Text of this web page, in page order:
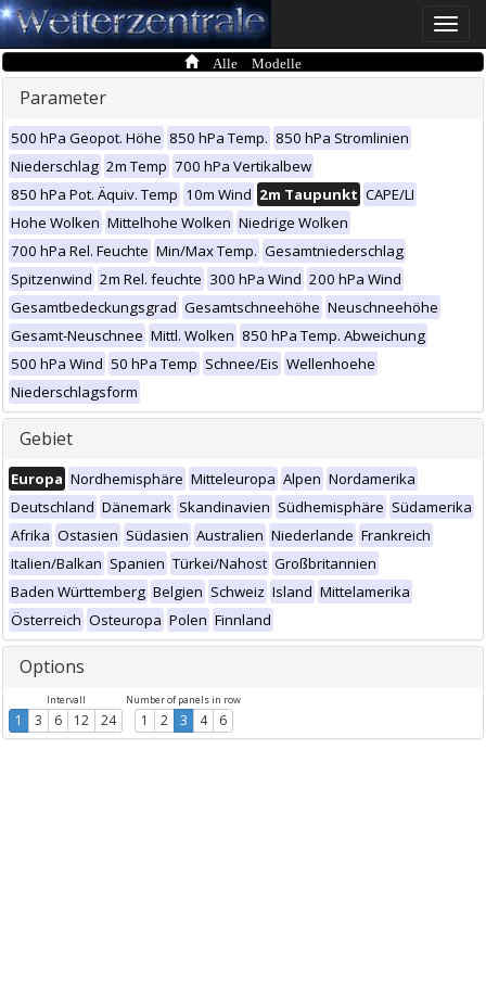
Toggle
Alle Modelle
Parameter
500 hPa Geopot. Höhe 850 hPa Temp. 850 hPa Stromlinien
Niederschlag 2m Temp 700 hPa Vertikalbew
850 hPa Pot. Äquiv. Temp 10m Wind 2m Taupunkt CAPE/LI
Hohe Wolken Mittelhohe Wolken Niedrige Wolken
700 hPa Rel. Feuchte Min/Max Temp. Gesamtniederschlag
Spitzenwind 2m Rel. feuchte 300 hPa Wind 200 hPa Wind
Gesamtbedeckungsgrad Gesamtschneehöhe Neuschneehöhe
Gesamt-Neuschnee Mittl. Wolken 850 hPa Temp. Abweichung
500 hPa Wind 50 hPa Temp Schnee/Eis Wellenhoehe
Niederschlagsform
Gebiet
Europa Nordhemisphäre Mitteleuropa Alpen Nordamerika
Deutschland Dänemark Skandinavien Südhemisphäre Südamerika
Afrika Ostasien Südasien Australien Niederlande Frankreich
Italien/Balkan Spanien Türkei/Nahost Großbritannien
Baden Württemberg Belgien Schweiz Island Mittelamerika
Österreich Osteuropa Polen Finnland
Options
Intervall
1 3 6 12 24
Number of panels in row
1 2 3 4 6